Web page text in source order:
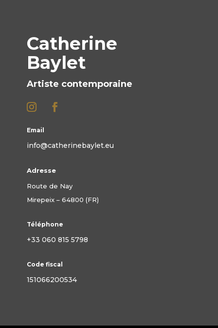
Catherine
Baylet
Artiste contemporaine
Email
info@catherinebaylet.eu
Adresse
Route de Nay
Mirepeix – 64800 (FR)
Téléphone
+33 060 815 5798
Code fiscal
151066200534